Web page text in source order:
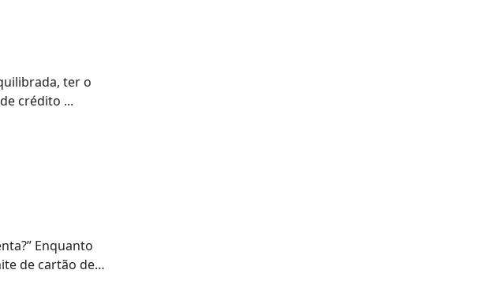
ter o
crédito ...
Enquanto
de cartão de c